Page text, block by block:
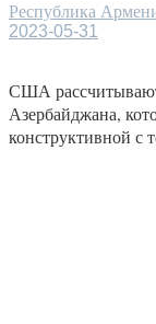
Республика
2023-05-31
США
Азербайджана,
конструктивной с